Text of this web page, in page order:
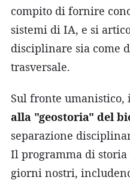
compito di fornire
sistemi di IA, e si
disciplinare sia come
trasversale.
Sul fronte umanistico,
alla "geostoria" del
separazione
Il programma di storia
giorni nostri,